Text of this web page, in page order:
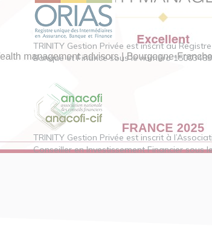
TRINITY Gestion Privée est inscrit au
Banque et Finance sous le numéro 15003489
TRINITY Gestion Privée est inscrit à
Conseiller en Investissement Financier sous